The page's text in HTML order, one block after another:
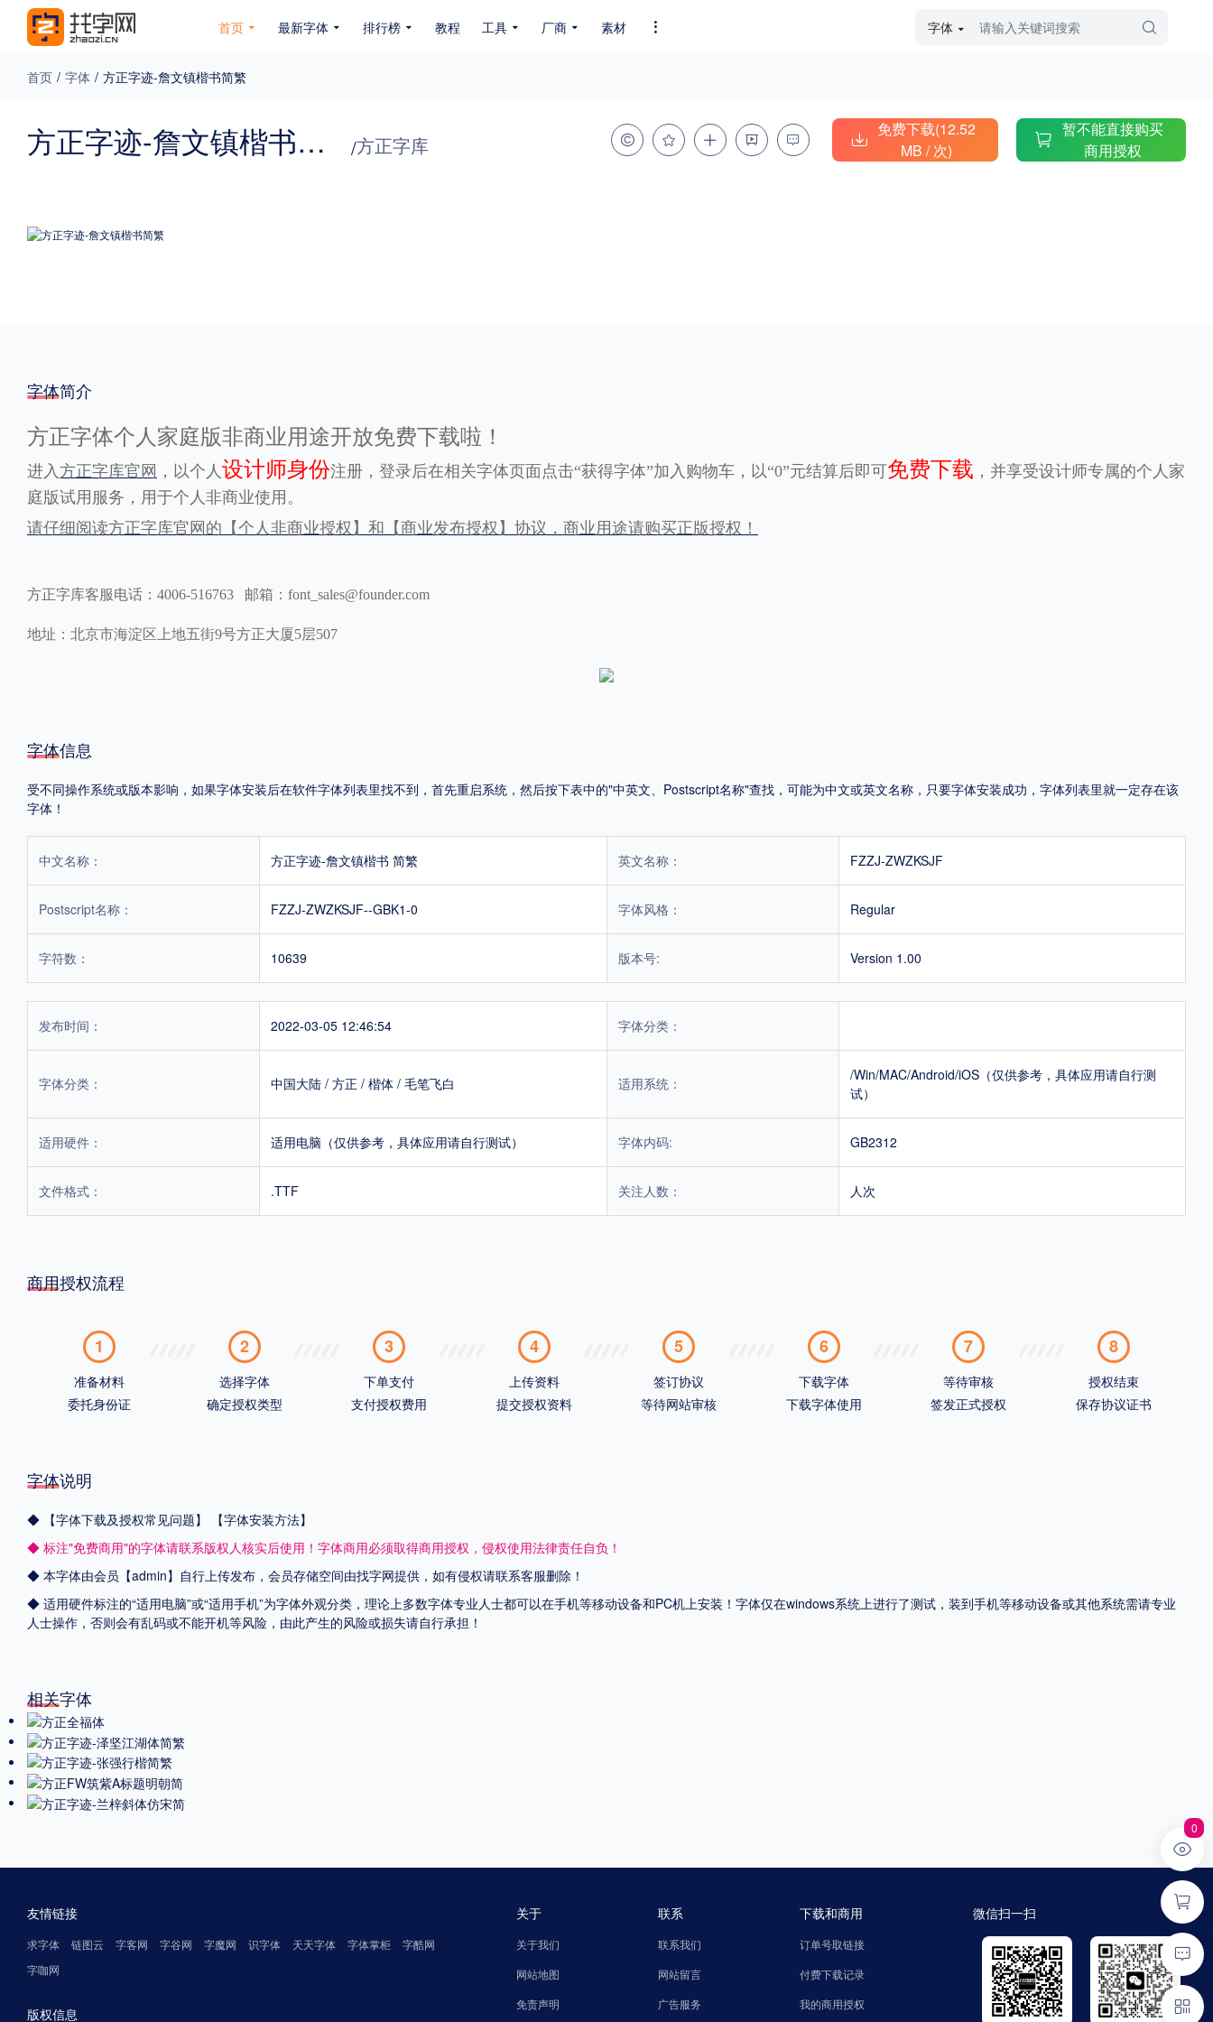
首页 最新字体
免费下载 收费下载 免费商用 无下载 GB2312 GB18030 BIG5 SHIFT-JIS 硬笔手写 毛笔飞白 粉笔勾绘 个性书体
格式
.TTF .OTF .TTC
平台
适用电脑 适用手机 中国大陆 中国港澳台 中国西藏 老挝 越南
重要提示：本站提供的字体除标注“免费商用 ”的字体外，即使显示“免费下载”，商业用途也需购买商用授权！不能在线购买的请联系版权方，联系不到版权方不要商用，有侵权风险！
排行榜 教程 工具 厂商 素材 字体
首页 / 字体 / 方正字迹-詹文镇楷书简繁
方正字迹-詹文镇楷书简繁 /方正字库
免费下载(12.52
MB /次)
暂不能直接购买
商用授权
字体简介
方正字体个人家庭版非商业用途开放免费下载啦！
进入 方正字库官网 ，以个人 设计师身份注册，登录后在相关字体页面点击“获得字体”加入购物车，以“0”元结算后即可免费下载 ，并享受设计师专属的个人家
庭版试用服务，用于个人非商业使用。
请仔细阅读方正字库官网的【个人非商业授权】和【商业发布授权】协议，商业用途请购买正版授权！
方正字库客服电话：4006-516763 邮箱：font_sales@founder.com
地址：北京市海淀区上地五街9号方正大厦5层507
字体信息
受不同操作系统或版本影响，如果字体安装后在软件字体列表里找不到，首先重启系统，然后按下表中的"中英文、Postscript名称"查找，可能为中文或英文名称，只要字体安装成功，字体列表里就一定存在该
字体！
中文名称： 方正字迹-詹文镇楷书 简繁 英文名称： FZZJ-ZWZKSJF
Postscript名称： FZZJ-ZWZKSJF--GBK1-0 字体风格： Regular
字符数： 10639 版本号: Version 1.00
发布时间： 2022-03-05 12:46:54 字体分类：
字体分类： 中国大陆 / 方正 / 楷体 / 毛笔飞白 适用系统：
/Win/MAC/Android/iOS（仅供参考，具体应用请自行测
试）
适用硬件： 适用电脑（仅供参考，具体应用请自行测试） 字体内码: GB2312
文件格式： .TTF 关注人数： 人次
商用授权流程
1
准备材料
委托身份证
2
选择字体
确定授权类型
3
下单支付
支付授权费用
4
上传资料
提交授权资料
5
签订协议
等待网站审核
6
下载字体
下载字体使用
7
等待审核
签发正式授权
8
授权结束
保存协议证书
字体说明
◆ 【字体下载及授权常见问题】
【字体安装方法】
◆ 标注"免费商用"的字体请联系版权人核实后使用！字体商用必须取得商用授权，侵权使用法律责任自负！
◆ 本字体由会员【admin】自行上传发布，会员存储空间由找字网提供，如有侵权请联系客服删除！
◆ 适用硬件标注的“适用电脑”或“适用手机”为字体外观分类，理论上多数字体专业人士都可以在手机等移动设备和PC机上安装！字体仅在windows系统上进行了测试，装到手机等移动设备或其他系统需请专业
人士操作，否则会有乱码或不能开机等风险，由此产生的风险或损失请自行承担！
相关字体
友情链接
求字体 链图云 字客网 字谷网 字魔网 识字体 天天字体 字体掌柜
字酷网
字咖网
版权信息
关于
关于我们
网站地图
免责声明
联系
联系我们
网站留言
广告服务
下载和商用
订单号取链接
付费下载记录
我的商用授权
微信扫一扫
0